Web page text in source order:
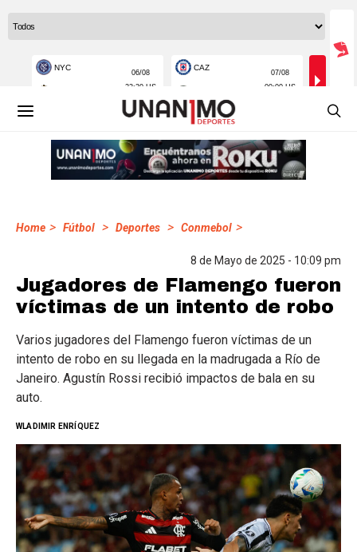
Home > Fútbol > Deportes > Conmebol >
8 de Mayo de 2025 - 10:09 pm
Jugadores de Flamengo fueron
víctimas de un intento de robo
Varios jugadores del Flamengo fueron víctimas de un
intento de robo en su llegada en la madrugada a Río de
Janeiro. Agustín Rossi recibió impactos de bala en su
auto.
WLADIMIR ENRÍQUEZ